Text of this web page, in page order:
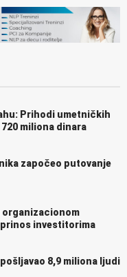
Prihodi umetničkih
miliona dinara
započeo putovanje
organizacionom
investitorima
8,9 miliona ljudi